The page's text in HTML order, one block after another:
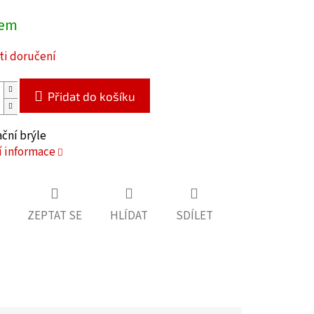
doručení
Přidat do košíku
brýle
ZEPTAT SE HLÍDAT SDÍLET